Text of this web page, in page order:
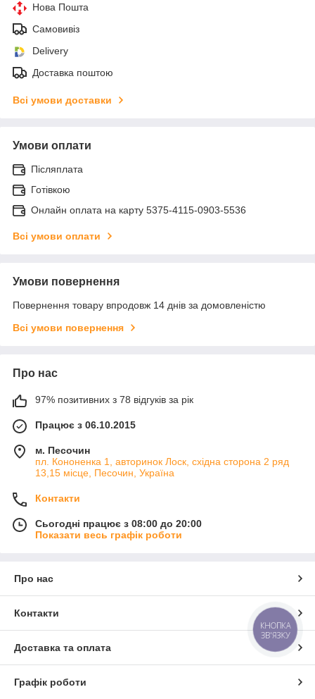
Нова Пошта
Самовивіз
Delivery
Доставка поштою
Всі умови доставки
Умови оплати
Післяплата
Готівкою
Онлайн оплата на карту 5375-4115-0903-5536
Всі умови оплати
Умови повернення
Повернення товару впродовж 14 днів за домовленістю
Всі умови повернення
Про нас
97% позитивних з 78 відгуків за рік
Працює з 06.10.2015
м. Песочин
пл. Кононенка 1, авторинок Лоск, східна сторона 2 ряд
13,15 місце, Песочин, Україна
Контакти
Сьогодні працює з 08:00 до 20:00
Показати весь графік роботи
Про нас
Контакти
Доставка та оплата
Графік роботи
КНОПКА
ЗВ'ЯЗКУ